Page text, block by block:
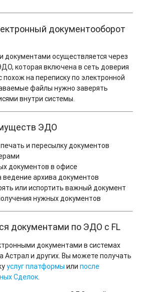
документооборот
осуществляется через
которая включена в сеть доверия
на переписку по электронной
файлы нужно заверять
внутри системы.
ЭДО
и пересылку документов
документов в офисе
архива документов
или испортить важный документ
нужных документов
документами по ЭДО c FL
документами в системах
Астрал и других. Вы можете получать
услуг платформы илипосле
Сделок